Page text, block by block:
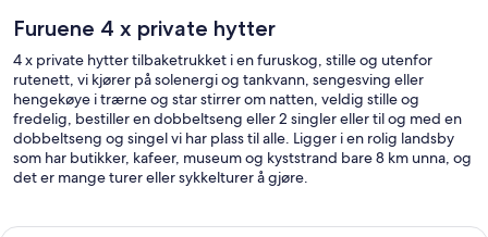
Furuene 4 x private hytter
4 x private hytter tilbaketrukket i en furuskog, stille og utenfor
rutenett, vi kjører på solenergi og tankvann, sengesving eller
hengekøye i trærne og star stirrer om natten, veldig stille og
fredelig, bestiller en dobbeltseng eller 2 singler eller til og med en
dobbeltseng og singel vi har plass til alle. Ligger i en rolig landsby
som har butikker, kafeer, museum og kyststrand bare 8 km unna, og
det er mange turer eller sykkelturer å gjøre.